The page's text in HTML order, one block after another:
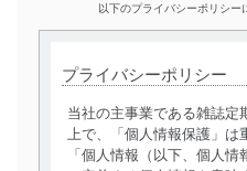
以下のプライバシーポリシー
プライバシーポリシー
当社の主事業である雑誌定
上で、「個人情報保護」は
「個人情報（以下、個人